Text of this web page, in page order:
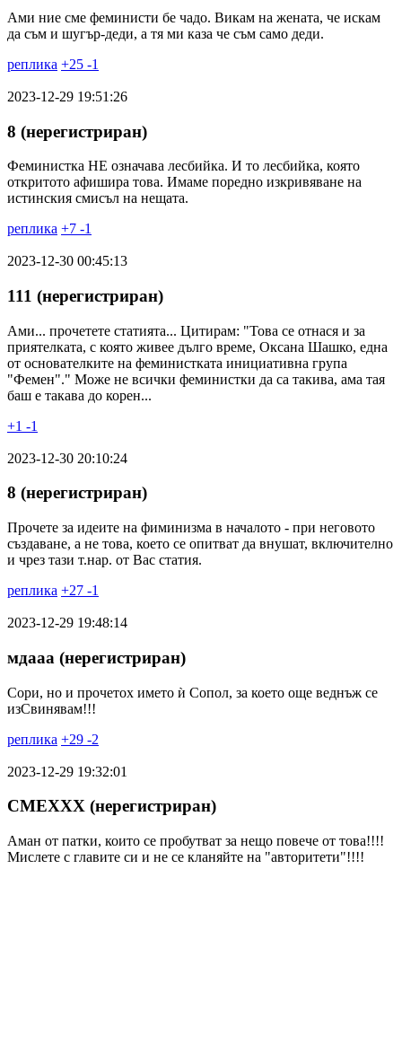
Ами ние сме феминисти бе чадо. Викам на жената, че искам
да съм и шугър-деди, а тя ми каза че съм само деди.
реплика +25 -1
2023-12-29 19:51:26
8 (нерегистриран)
Феминистка НЕ означава лесбийка. И то лесбийка, която
откритото афишира това. Имаме поредно изкривяване на
истинския смисъл на нещата.
реплика +7 -1
2023-12-30 00:45:13
111 (нерегистриран)
Ами... прочетете статията... Цитирам: "Това се отнася и за
приятелката, с която живее дълго време, Оксана Шашко, една
от основателките на феминистката инициативна група
"Фемен"." Може не всички феминистки да са такива, ама тая
баш е такава до корен...
+1 -1
2023-12-30 20:10:24
8 (нерегистриран)
Прочете за идеите на фиминизма в началото - при неговото
създаване, а не това, което се опитват да внушат, включително
и чрез тази т.нар. от Вас статия.
реплика +27 -1
2023-12-29 19:48:14
мдааа (нерегистриран)
Сори, но и прочетох името ѝ Сопол, за което още веднъж се
изСвинявам!!!
реплика +29 -2
2023-12-29 19:32:01
CMEXXX (нерегистриран)
Аман от патки, които се пробутват за нещо повече от това!!!!
Мислете с главите си и не се кланяйте на "авторитети"!!!!